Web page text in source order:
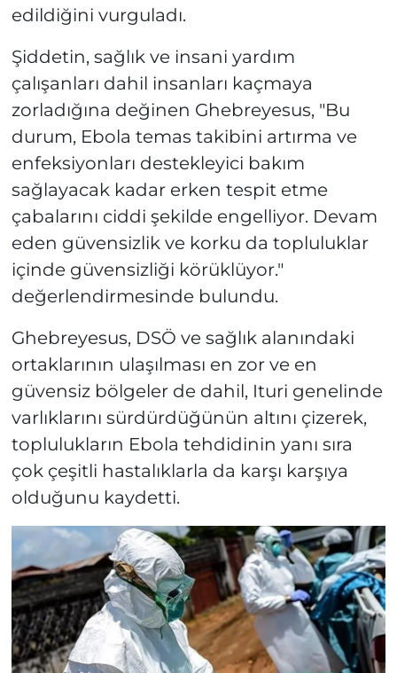
edildiğini vurguladı.
Şiddetin, sağlık ve insani yardım
çalışanları dahil insanları kaçmaya
zorladığına değinen Ghebreyesus, "Bu
durum, Ebola temas takibini artırma ve
enfeksiyonları destekleyici bakım
sağlayacak kadar erken tespit etme
çabalarını ciddi şekilde engelliyor. Devam
eden güvensizlik ve korku da topluluklar
içinde güvensizliği körüklüyor."
değerlendirmesinde bulundu.
Ghebreyesus, DSÖ ve sağlık alanındaki
ortaklarının ulaşılması en zor ve en
güvensiz bölgeler de dahil, Ituri genelinde
varlıklarını sürdürdüğünün altını çizerek,
toplulukların Ebola tehdidinin yanı sıra
çok çeşitli hastalıklarla da karşı karşıya
olduğunu kaydetti.